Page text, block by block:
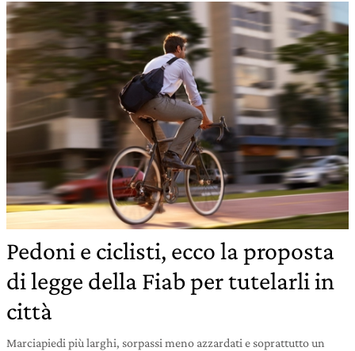
Pedoni e ciclisti, ecco la proposta
di legge della Fiab per tutelarli in
città
Marciapiedi più larghi, sorpassi meno azzardati e soprattutto un